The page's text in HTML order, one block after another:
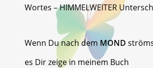
Wortes – HIMMELWEITER
Wenn Du nach dem MOND
es Dir zeige in meinem Buch